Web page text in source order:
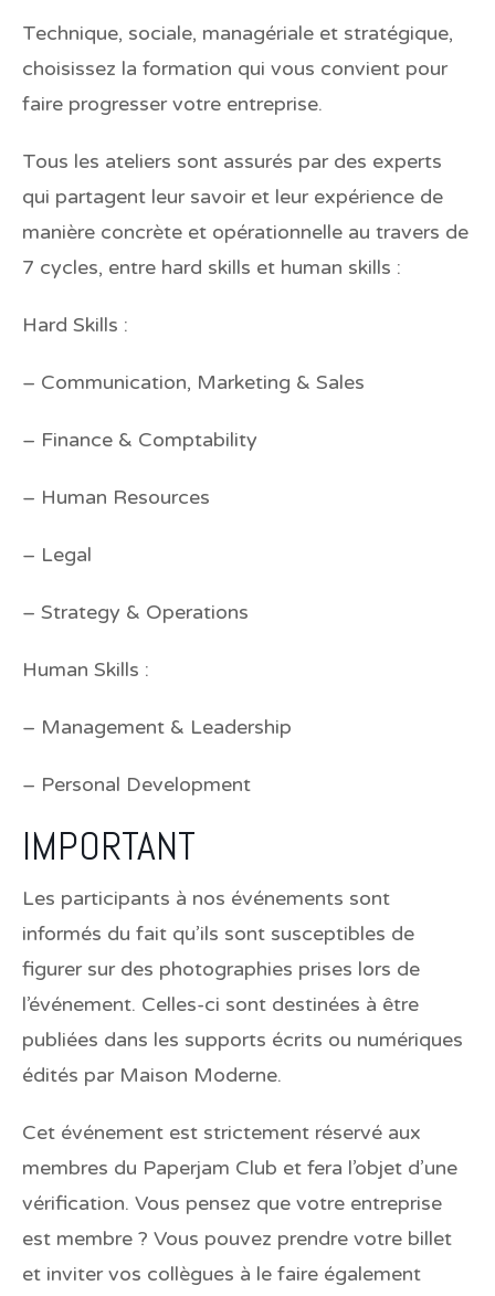
Technique, sociale, managériale et stratégique,
choisissez la formation qui vous convient pour
faire progresser votre entreprise.
Tous les ateliers sont assurés par des experts
qui partagent leur savoir et leur expérience de
manière concrète et opérationnelle au travers de
7 cycles, entre hard skills et human skills :
Hard Skills :
– Communication, Marketing & Sales
– Finance & Comptability
– Human Resources
– Legal
– Strategy & Operations
Human Skills :
– Management & Leadership
– Personal Development
IMPORTANT
Les participants à nos événements sont
informés du fait qu’ils sont susceptibles de
figurer sur des photographies prises lors de
l’événement. Celles-ci sont destinées à être
publiées dans les supports écrits ou numériques
édités par Maison Moderne.
Cet événement est strictement réservé aux
membres du Paperjam Club et fera l’objet d’une
vérification. Vous pensez que votre entreprise
est membre ? Vous pouvez prendre votre billet
et inviter vos collègues à le faire également